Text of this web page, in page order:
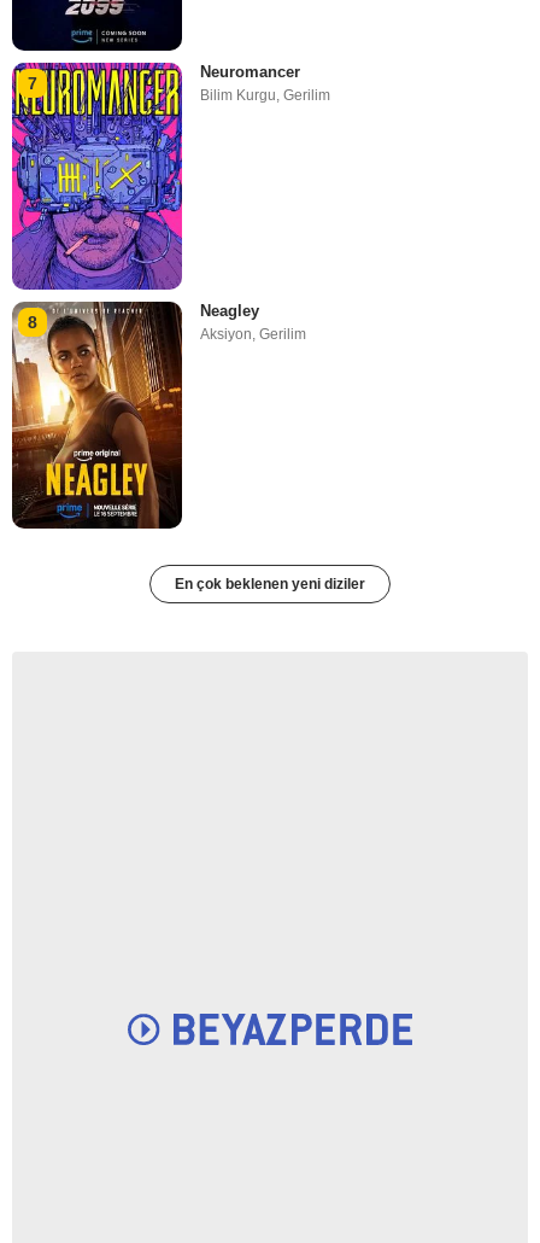
7
Neuromancer
Bilim Kurgu ,Gerilim
8
Neagley
Aksiyon,Gerilim
En çok beklenen yeni diziler